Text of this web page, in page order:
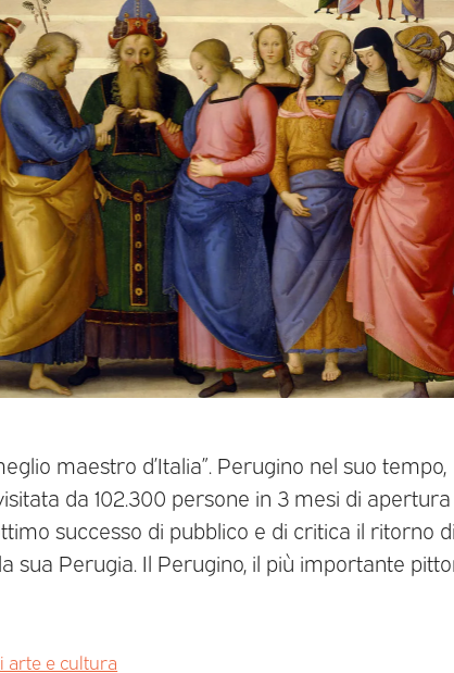
maestro d’Italia”. Perugino nel suo tempo,
da 102.300 persone in 3 mesi di
successo di pubblico e di critica il ritorno
sua Perugia. Il Perugino, il più importante
arte e cultura